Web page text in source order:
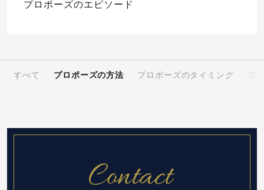
プロポーズのエピソード
すべて プロポーズの方法 プロポーズのタイミング プ